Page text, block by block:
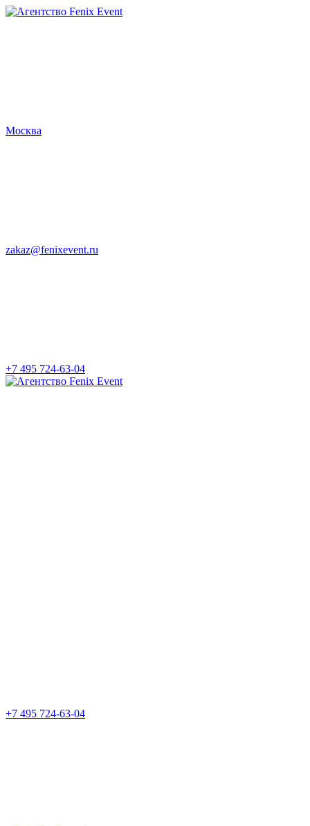
Агентство
Москва
zakaz@fenixevent.ru
+7 495 724-63-04
Агентство
+7 495 724-63-04